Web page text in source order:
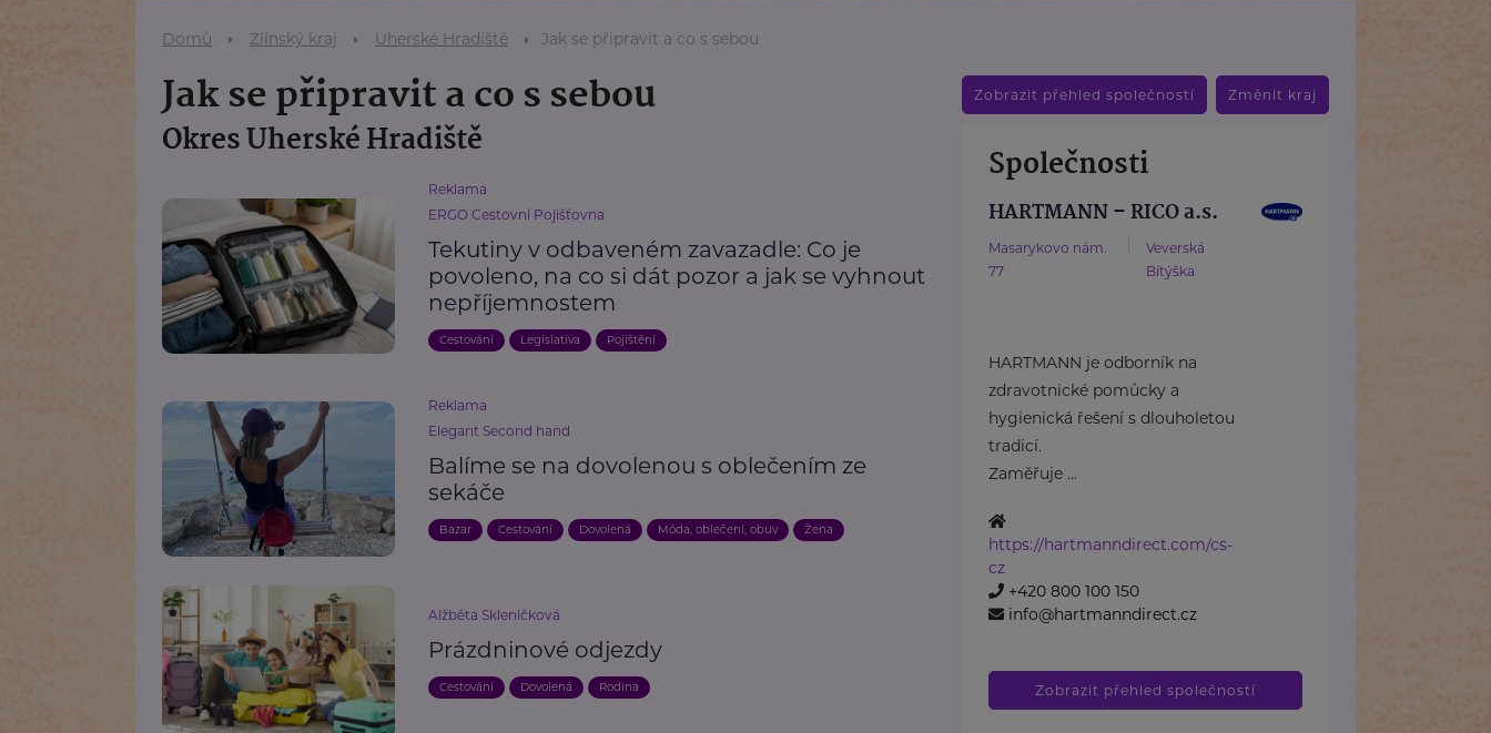
Domů Zlínský kraj Uherské Hradiště Jak se připravit a co s sebou
Jak se připravit a co s sebou
Okres Uherské Hradiště
Reklama
ERGO Cestovní Pojišťovna
Tekutiny v odbaveném zavazadle: Co je
povoleno, na co si dát pozor a jak se vyhnout
nepříjemnostem
Cestování Legislativa Pojištění
Reklama
Elegant Second hand
Balíme se na dovolenou s oblečením ze
sekáče
Bazar Cestování Dovolená Móda, oblečení, obuv Žena
Alžběta Skleničková
Prázdninové odjezdy
Cestování Dovolená Rodina
Zobrazit přehled společností Změnit kraj
Společnosti
HARTMANN – RICO a.s.
Masarykovo nám.
77
Veverská
Bítýška
HARTMANN je odborník na
zdravotnické pomůcky a
hygienická řešení s dlouholetou
tradicí.
Zaměřuje ...
https://hartmanndirect.com/cs-
cz
+420 800 100 150
info@hartmanndirect.cz
Zobrazit přehled společností